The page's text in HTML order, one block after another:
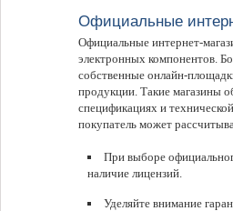
Официальные
Официальные интернет-
электронных компонентов.
собственные онлайн-
продукции. Такие магазины
спецификациях и
покупатель может
При выборе
наличие лицензий.
Уделяйте внимание